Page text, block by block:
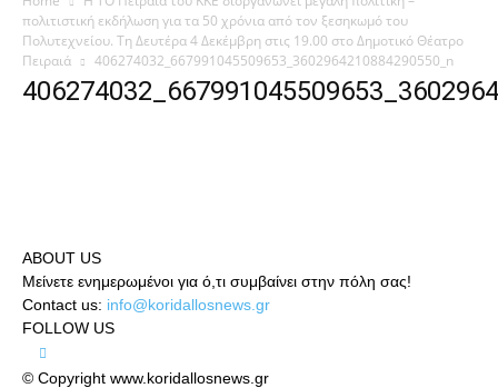
πολιτιστική εκδήλωση για τα 50 χρόνια από τον ξεσηκωμό του
Πολυτεχνείου. Τη Δευτέρα 4 Δεκέμβρη στις 19.00 στο Δημοτικό Θέατρο
Πειραιά
406274032_667991045509653_3602964210884290550_n
ABOUT US
Μείνετε ενημερωμένοι για ό,τι συμβαίνει στην πόλη σας!
Contact us: info@koridallosnews.gr
FOLLOW US
© Copyright www.koridallosnews.gr